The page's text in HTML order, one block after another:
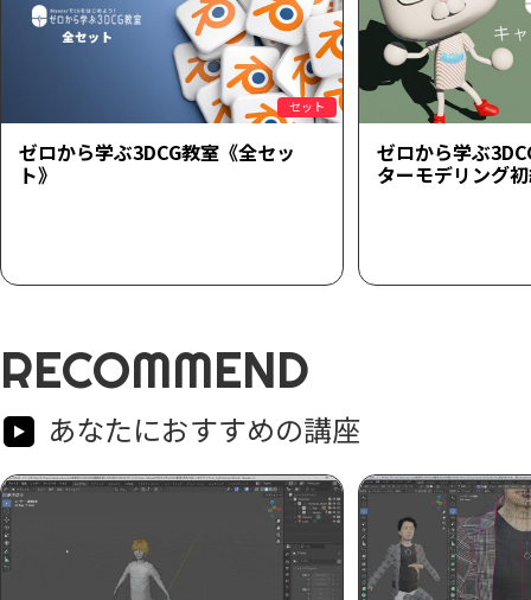
セット
ゼロから学ぶ3DCG教室《全セッ
ト》
ゼロから学ぶ
ターモデリング
RECOMMEND
あなたにおすすめの講座